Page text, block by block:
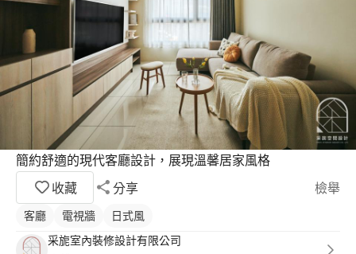
簡約舒適的現代客廳設計，展現溫馨居家風格
收藏
分享 檢舉
客廳 電視牆
日式風
采旎室內裝修設計有限公司